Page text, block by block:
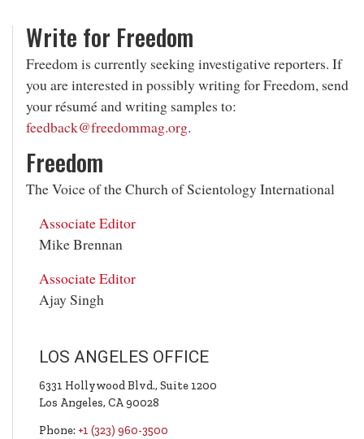
Write for Freedom
Freedom is currently seeking investigative reporters. If
you are interested in possibly writing for Freedom, send
your résumé and writing samples to:
feedback@freedommag.org.
Freedom
The Voice of theChurch of Scientology International
Associate Editor
Mike Brennan
Associate Editor
Ajay Singh
LOS ANGELES OFFICE
6331 Hollywood Blvd., Suite 1200
Los Angeles, CA90028
Phone: +1 (323) 960-3500